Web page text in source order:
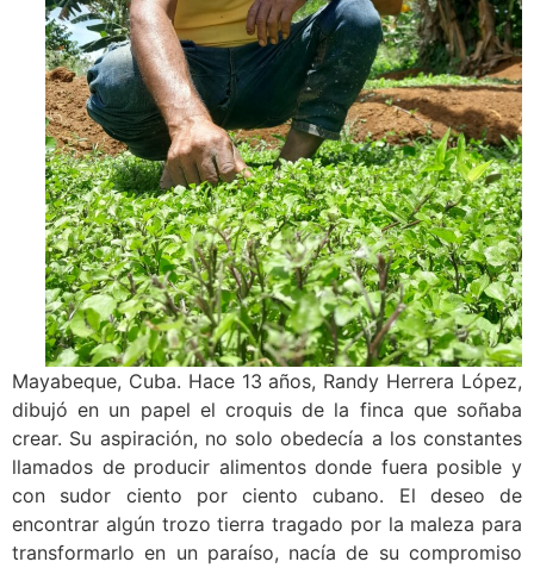
Mayabeque, Cuba. Hace 13 años, Randy Herrera López,
dibujó en un papel el croquis de la finca que soñaba
crear. Su aspiración, no solo obedecía a los constantes
llamados de producir alimentos donde fuera posible y
con sudor ciento por ciento cubano. El deseo de
encontrar algún trozo tierra tragado por la maleza para
transformarlo en un paraíso, nacía de su compromiso